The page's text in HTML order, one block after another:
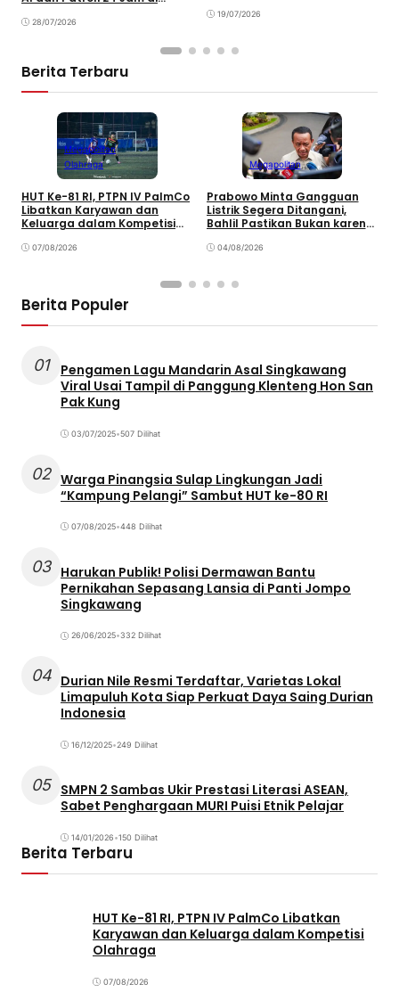
28/07/2026
19/07/2026
Berita Terbaru
Megapolitan
Olahraga
HUT Ke-81 RI, PTPN IV PalmCo
Libatkan Karyawan dan
Keluarga dalam Kompetisi
07/08/2026
Megapolitan
Prabowo Minta Gangguan
Listrik Segera Ditangani,
Bahlil Pastikan Bukan karena
04/08/2026
Berita Populer
01
Pengamen Lagu Mandarin Asal Singkawang
Viral Usai Tampil di Panggung Klenteng Hon San
Pak Kung
03/07/2025•507 Dilihat
02 Warga Pinangsia Sulap Lingkungan Jadi
“Kampung Pelangi” Sambut HUT ke-80 RI
07/08/2025•448 Dilihat
03 Harukan Publik! Polisi Dermawan Bantu
Pernikahan Sepasang Lansia di Panti Jompo
Singkawang
26/06/2025•332 Dilihat
04 Durian Nile Resmi Terdaftar, Varietas Lokal
Limapuluh Kota Siap Perkuat Daya Saing Durian
Indonesia
16/12/2025•249 Dilihat
05 SMPN 2 Sambas Ukir Prestasi Literasi ASEAN,
Sabet Penghargaan MURI Puisi Etnik Pelajar
14/01/2026•150 Dilihat
Berita Terbaru
HUT Ke-81 RI, PTPN IV PalmCo Libatkan
Karyawan dan Keluarga dalam Kompetisi
Olahraga
07/08/2026